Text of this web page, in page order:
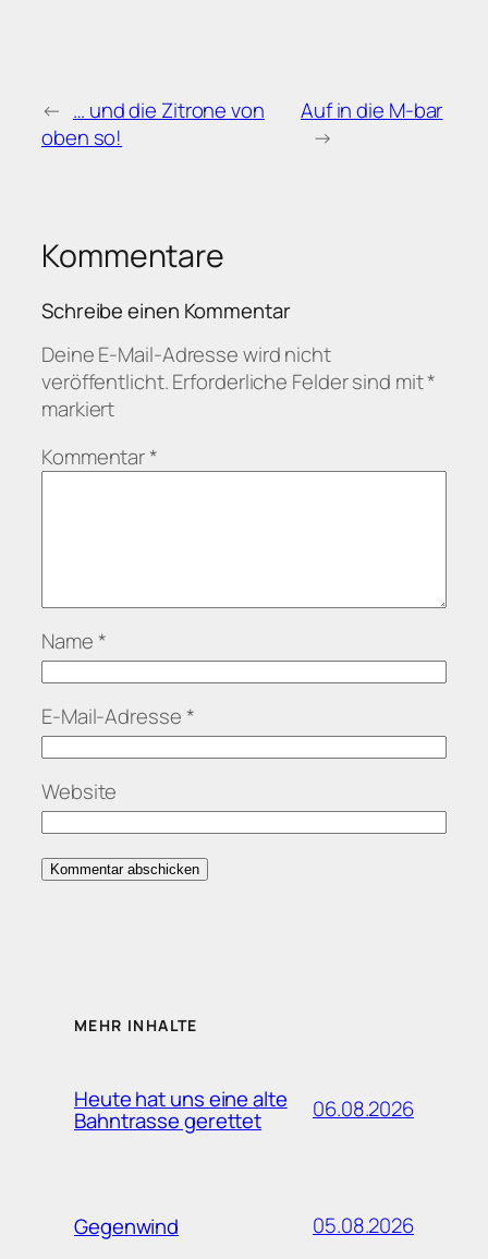
← … und die Zitrone von
oben so!
Auf in die M-bar
→
Kommentare
Schreibe einen Kommentar
Deine E-Mail-Adresse wird nicht
veröffentlicht.Erforderliche Felder sind mit*
markiert
Kommentar*
Name *
E-Mail-Adresse *
Website
MEHR INHALTE
Heute hat uns eine alte
Bahntrasse gerettet 06.08.2026
Gegenwind 05.08.2026